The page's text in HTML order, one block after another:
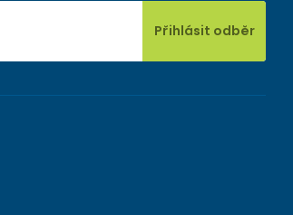
Přihlásit odběr